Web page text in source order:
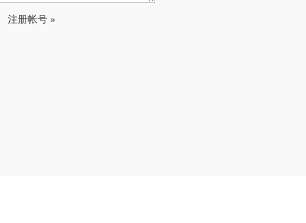
注册帐号 »